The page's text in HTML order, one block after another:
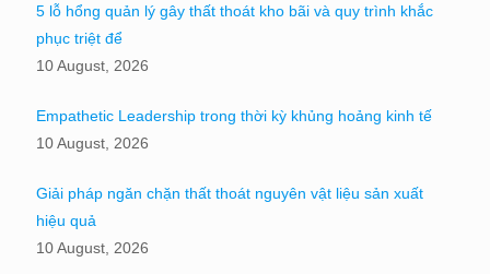
5 lỗ hổng quản lý gây thất thoát kho bãi và quy trình khắc
phục triệt để
10 August, 2026
Empathetic Leadership trong thời kỳ khủng hoảng kinh tế
10 August, 2026
Giải pháp ngăn chặn thất thoát nguyên vật liệu sản xuất
hiệu quả
10 August, 2026